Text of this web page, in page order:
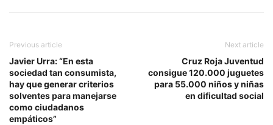
Previous article
Javier Urra: “En esta
sociedad tan consumista,
hay que generar criterios
solventes para manejarse
como ciudadanos
empáticos”
Next article
Cruz Roja Juventud
consigue 120.000 juguetes
para 55.000 niños y niñas
en dificultad social